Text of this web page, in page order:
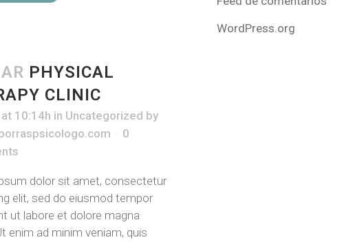
PHYSICAL
CLINIC
10:14h in Uncategorized by
0
dolor sit amet, consectetur
elit, sed do eiusmod tempor
ut labore et dolore magna
enim ad minim veniam, quis
WordPress.org